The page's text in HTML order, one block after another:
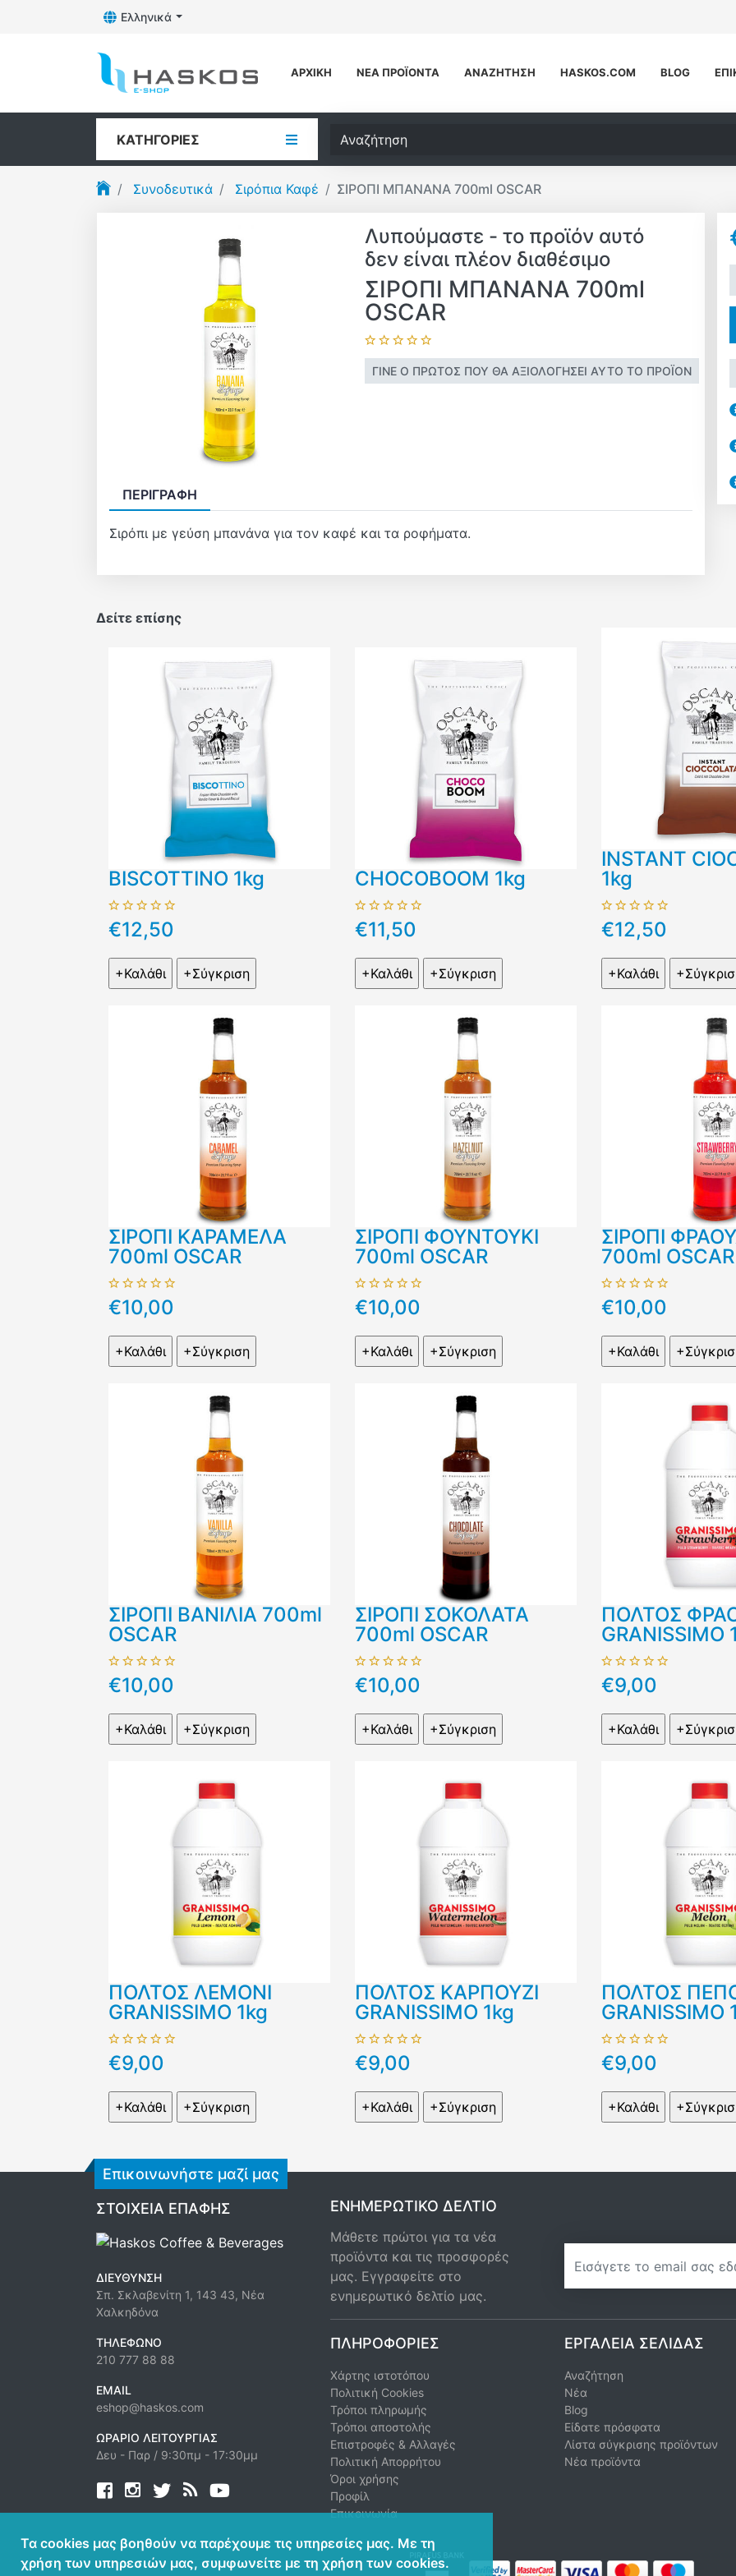
Ελληνικά
Toggle Dropdown
ΑΡΧΙΚΉ ΝΈΑ ΠΡΟΪΌΝΤΑ ΑΝΑΖΉΤΗΣΗ HASKOS.COM BLOG
ΚΑΤΗΓΟΡΊΕΣ
Αναζήτηση
Συνοδευτικά Σιρόπια Καφέ ΣΙΡΟΠΙ ΜΠΑΝΑΝΑ 700ml OSCAR
Λυπούμαστε - το προϊόν αυτό
δεν είναι πλέον διαθέσιμο
ΣΙΡΟΠΙ ΜΠΑΝΑΝΑ 700ml
OSCAR
ΓΊΝΕ Ο ΠΡΏΤΟΣ ΠΟΥ ΘΑ ΑΞΙΟΛΌΓΗΣΕΙ ΑΥΤΌ ΤΟ ΠΡΟΪΌΝ
ΠΕΡΙΓΡΑΦΉ
Σιρόπι με γεύση μπανάνα για τον καφέ και τα ροφήματα.
Δείτε επίσης
BISCOTTINO 1kg
€12,50
CHOCOBOOM 1kg
€11,50
INSTANT
1kg
€12,50
ΣΙΡΟΠΙ ΚΑΡΑΜΕΛΑ
700ml OSCAR
€10,00
ΣΙΡΟΠΙ ΦΟΥΝΤΟΥΚΙ
700ml OSCAR
€10,00
ΣΙΡΟΠΙ
700ml OSCAR
€10,00
ΣΙΡΟΠΙ ΒΑΝΙΛΙΑ 700ml
OSCAR
€10,00
ΣΙΡΟΠΙ ΣΟΚΟΛΑΤΑ
700ml OSCAR
€10,00
ΠΟΛΤΟΣ
GRANISSIMO
€9,00
ΠΟΛΤΟΣ ΛΕΜΟΝΙ
GRANISSIMO 1kg
€9,00
ΠΟΛΤΟΣ ΚΑΡΠΟΥΖΙ
GRANISSIMO 1kg
€9,00
ΠΟΛΤΟΣ
GRANISSIMO
€9,00
Επικοινωνήστε μαζί μας
ΣΤΟΙΧΕΊΑ ΕΠΑΦΉΣ
ΔΙΕΎΘΥΝΣΗ
Σπ. Σκλαβενίτη 1, 143 43, Νέα
Χαλκηδόνα
ΤΗΛΈΦΩΝΟ
210 777 88 88
EMAIL
eshop@haskos.com
ΩΡΆΡΙΟ ΛΕΙΤΟΥΡΓΊΑΣ
Δευ - Παρ / 9:30πμ - 17:30μμ
Facebook twitternews rss
ΕΝΗΜΕΡΩΤΙΚΌ ΔΕΛΤΊΟ
Μάθετε πρώτοι για τα νέα
προϊόντα και τις προσφορές
μας. Εγγραφείτε στο
ενημερωτικό δελτίο μας.
ΠΛΗΡΟΦΟΡΊΕΣ
Χάρτης ιστοτόπου
Πολιτική Cookies
Τρόποι πληρωμής
Τρόποι αποστολής
Επιστροφές & Αλλαγές
Πολιτική Απορρήτου
Όροι χρήσης
Προφίλ
Επικοινωνία
ΕΡΓΑΛΕΊΑ ΣΕΛΊΔΑΣ
Αναζήτηση
Νέα
Blog
Είδατε πρόσφατα
Λίστα σύγκρισης προϊόντων
Νέα προϊόντα
Τα cookies μας βοηθούν να παρέχουμε τις υπηρεσίες μας. Με τη
χρήση των υπηρεσιών μας, συμφωνείτε με τη χρήση των cookies.